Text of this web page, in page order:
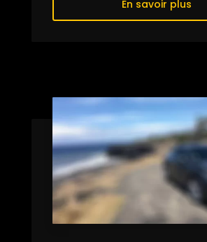
En savoir plus